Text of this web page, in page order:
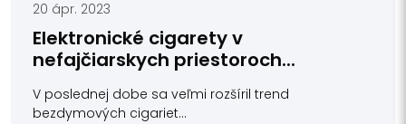
20 ápr. 2023
Elektronické cigarety v
nefajčiarskych priestoroch...
V poslednej dobe sa veľmi rozšíril trend
bezdymových cigariet...